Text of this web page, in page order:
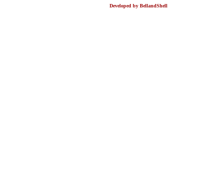
Developed by BellandShell